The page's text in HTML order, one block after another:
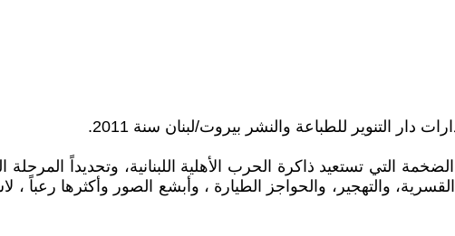
التي تستعيد ذاكرة الحرب الأهلية اللبنانية، وتحديداً
والتهجير، والحواجز الطيارة ، وأبشع الصور وأكثرها رعباً